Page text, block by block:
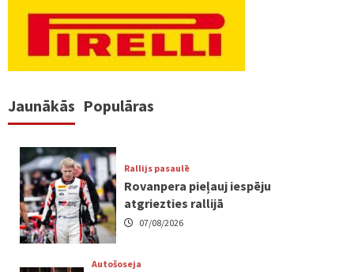
Jaunākās Populāras
Rallijs pasaulē
Rovanpera pieļauj iespēju
atgriezties rallijā
07/08/2026
Autošoseja